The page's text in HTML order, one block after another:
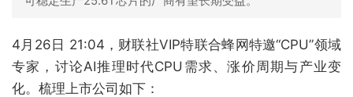
4月26日 21:04，财联社VIP特联合蜂网特邀“CPU”领域
专家，讨论AI推理时代CPU需求、涨价周期与产业变
化。梳理上市公司如下：